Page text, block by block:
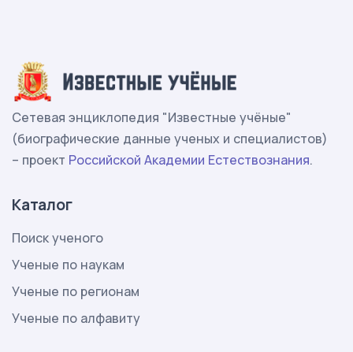
Сетевая энциклопедия "Известные учёные"
(биографические данные ученых и специалистов)
– проект Российской Академии Естествознания.
Каталог
Поиск ученого
Ученые по наукам
Ученые по регионам
Ученые по алфавиту